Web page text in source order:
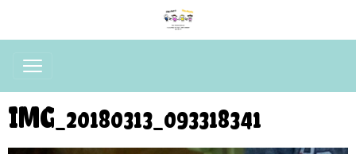
IMG_20180313_093318341